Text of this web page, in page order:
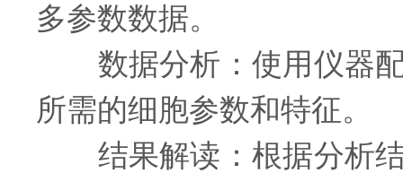
多参数数据。
数据分析：使用仪器配
所需的细胞参数和特征。
结果解读：根据分析结